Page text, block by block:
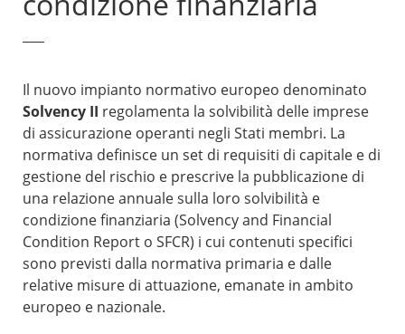
Il nuovo impianto normativo europeo denominato
Solvency II regolamenta la solvibilità delle imprese
di assicurazione operanti negli Stati membri. La
normativa definisce un set di requisiti di capitale e di
gestione del rischio e prescrive la pubblicazione di
una relazione annuale sulla loro solvibilità e
condizione finanziaria (Solvency and Financial
Condition Report o SFCR) i cui contenuti specifici
sono previsti dalla normativa primaria e dalle
relative misure di attuazione, emanate in ambito
europeo e nazionale.